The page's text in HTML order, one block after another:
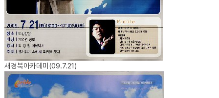
새경북아카데미(09.7.21)